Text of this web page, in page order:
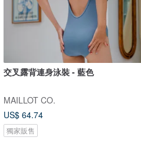
交叉露背連身泳裝 - 藍色
MAILLOT CO.
US$ 64.74
獨家販售